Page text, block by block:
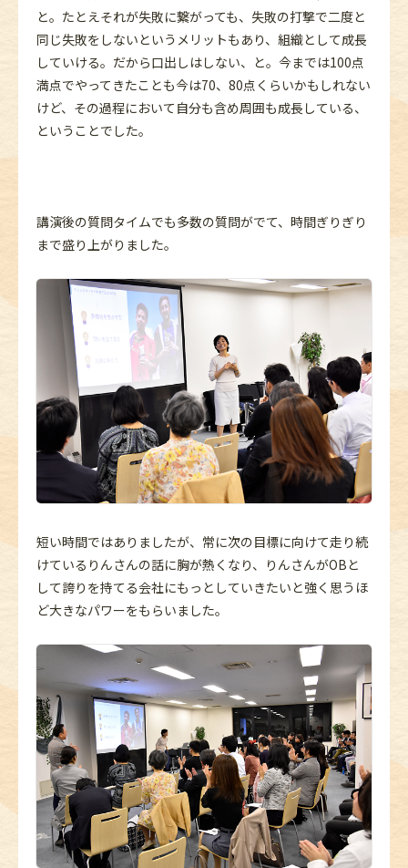
と。たとえそれが失敗に繋がっても、失敗の打撃で二度と
同じ失敗をしないというメリットもあり、組織として成長
していける。だから口出しはしない、と。今までは100点
満点でやってきたことも今は70、80点くらいかもしれない
けど、その過程において自分も含め周囲も成長している、
ということでした。
講演後の質問タイムでも多数の質問がでて、時間ぎりぎり
まで盛り上がりました。
短い時間ではありましたが、常に次の目標に向けて走り続
けているりんさんの話に胸が熱くなり、りんさんがOBと
して誇りを持てる会社にもっとしていきたいと強く思うほ
ど大きなパワーをもらいました。